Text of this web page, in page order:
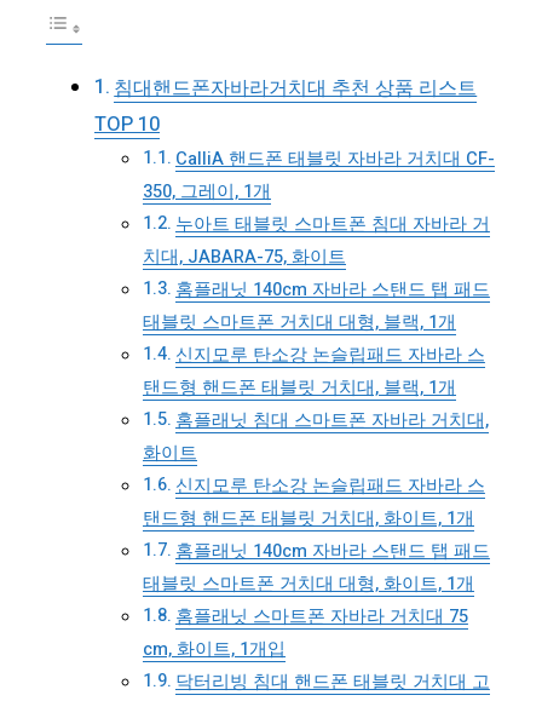
침대핸드폰자바라거치대 추천 상품 리스트
TOP 10
CalliA 핸드폰 태블릿 자바라 거치대 CF-
350, 그레이, 1개
누아트 태블릿 스마트폰 침대 자바라 거
치대, JABARA-75, 화이트
홈플래닛 140cm 자바라 스탠드 탭 패드
태블릿 스마트폰 거치대 대형, 블랙, 1개
신지모루 탄소강 논슬립패드 자바라 스
탠드형 핸드폰 태블릿 거치대, 블랙, 1개
홈플래닛 침대 스마트폰 자바라 거치대,
화이트
신지모루 탄소강 논슬립패드 자바라 스
탠드형 핸드폰 태블릿 거치대, 화이트, 1개
홈플래닛 140cm 자바라 스탠드 탭 패드
태블릿 스마트폰 거치대 대형, 화이트, 1개
홈플래닛 스마트폰 자바라 거치대 75
cm, 화이트, 1개입
닥터리빙 침대 핸드폰 태블릿 거치대 고